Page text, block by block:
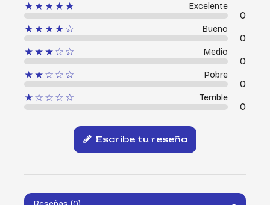
★★★★★ Excelente
0
★★★★☆
Bueno
0
★★★☆☆
Medio
0
★★☆☆☆
Pobre
0
★☆☆☆☆
Terrible
0
Escribe tu reseña